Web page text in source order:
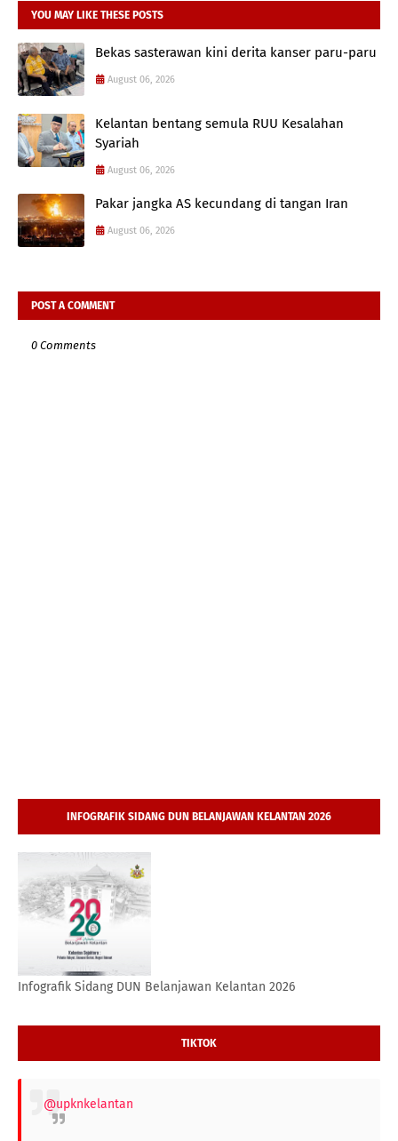
YOU MAY LIKE THESE POSTS
Bekas sasterawan kini derita kanser paru-paru
August 06, 2026
Kelantan bentang semula RUU Kesalahan
Syariah
August 06, 2026
Pakar jangka AS kecundang di tangan Iran
August 06, 2026
POST A COMMENT
0 Comments
INFOGRAFIK SIDANG DUN BELANJAWAN KELANTAN 2026
Infografik Sidang DUN Belanjawan Kelantan 2026
TIKTOK
@upknkelantan